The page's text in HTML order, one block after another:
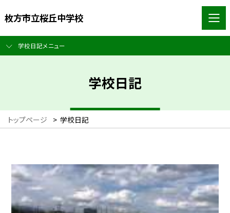
枚方市立桜丘中学校
学校日記メニュー
学校日記
トップページ > 学校日記